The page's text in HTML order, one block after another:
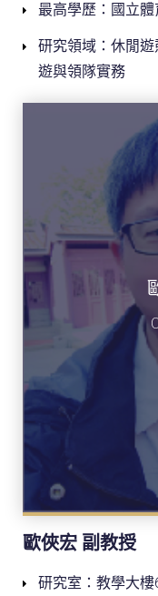
最高學歷：國立
研究領域：休閒
遊與領隊實務
歐俠宏 副教授
研究室：教學大